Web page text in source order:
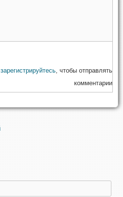
зарегистрируйтесь , чтобы отправлять
комментарии